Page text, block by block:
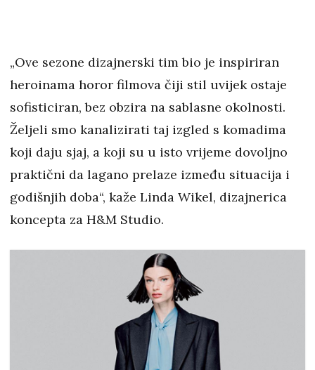
„Ove sezone dizajnerski tim bio je inspiriran
heroinama horor filmova čiji stil uvijek ostaje
sofisticiran, bez obzira na sablasne okolnosti.
Željeli smo kanalizirati taj izgled s komadima
koji daju sjaj, a koji su u isto vrijeme dovoljno
praktični da lagano prelaze između situacija i
godišnjih doba“, kaže Linda Wikel, dizajnerica
koncepta za H&M Studio.